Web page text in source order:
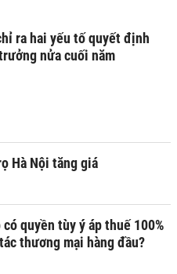
ra hai yếu tố quyết định
nửa cuối năm
Hà Nội tăng giá
có quyền tùy ý áp thuế 100%
thương mại hàng đầu?